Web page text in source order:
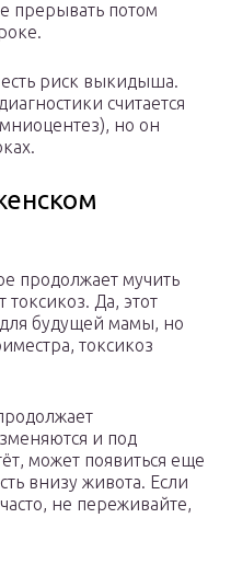
прерывать потом
риск выкидыша.
считается
но он
продолжает мучить
Да, этот
будущей мамы, но
токсикоз
и под
может появиться еще
внизу живота. Если
не переживайте,